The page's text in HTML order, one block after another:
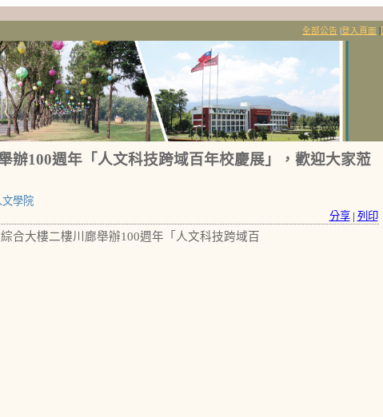
全部公告 登入頁面
辦100週年「人文科技跨域百年校慶展」，歡迎大家蒞
文學院
分享 | 列印
合大樓二樓川廊舉辦100週年「人文科技跨域百